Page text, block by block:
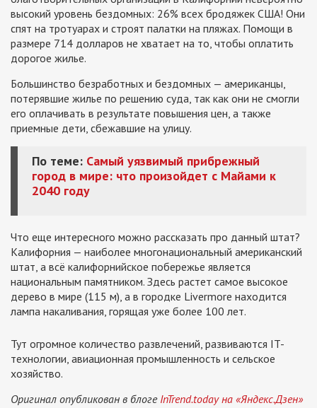
высокий уровень бездомных: 26% всех бродяжек США! Они
спят на тротуарах и строят палатки на пляжах. Помощи в
размере 714 долларов не хватает на то, чтобы оплатить
дорогое жилье.
Большинство безработных и бездомных — американцы,
потерявшие жилье по решению суда, так как они не смогли
его оплачивать в результате повышения цен, а также
приемные дети, сбежавшие на улицу.
По теме: Самый уязвимый прибрежный
город в мире: что произойдет с Майами к
2040 году
Что еще интересного можно рассказать про данный штат?
Калифорния — наиболее многонациональный американский
штат, а всё калифорнийское побережье является
национальным памятником. Здесь растет самое высокое
дерево в мире (115 м), а в городке Livermore находится
лампа накаливания, горящая уже более 100 лет.
Тут огромное количество развлечений, развиваются IT-
технологии, авиационная промышленность и сельское
хозяйство.
Оригинал опубликован в блоге InTrend.today на «Яндекс.Дзен»